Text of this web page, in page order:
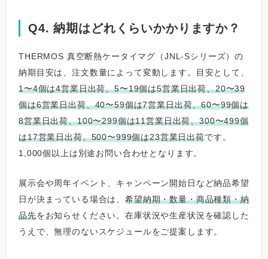
Q4. 納期はどれくらいかかりますか？
THERMOS 真空断熱ケータイマグ（JNL-Sシリーズ）の
納期目安は、注文数量によって変動します。目安として、
1〜4個は4営業日出荷、5〜19個は5営業日出荷、20〜39
個は6営業日出荷、40〜59個は7営業日出荷、60〜99個は
8営業日出荷、100〜299個は11営業日出荷、300〜499個
は17営業日出荷、500〜999個は23営業日出荷です。
1,000個以上は別途お問い合わせとなります。
展示会や周年イベント、キャンペーン開始日など納品希望
日が決まっている場合は、希望納期・数量・商品種類・納
品先をお知らせください。在庫状況や生産状況を確認した
うえで、無理のないスケジュールをご提案します。